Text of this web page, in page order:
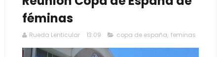
féminas
Rueda Lenticular 13:09 copa de españa, feminas